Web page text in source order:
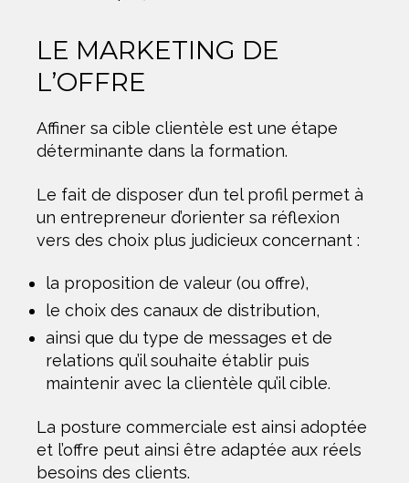
LE MARKETING DE
L’OFFRE
Affiner sa cible clientèle est une étape
déterminante dans la formation.
Le fait de disposer d’un tel profil permet à
un entrepreneur d’orienter sa réflexion
vers des choix plus judicieux concernant :
la proposition de valeur (ou offre),
le choix des canaux de distribution,
ainsi que du type de messages et de
relations qu’il souhaite établir puis
maintenir avec la clientèle qu’il cible.
La posture commerciale est ainsi adoptée
et l’offre peut ainsi être adaptée aux réels
besoins des clients.